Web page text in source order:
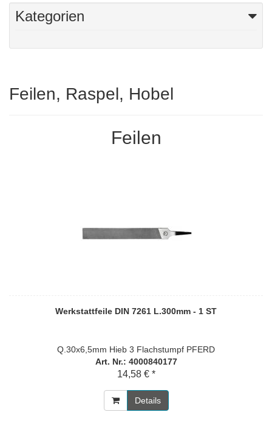
Kategorien
Feilen, Raspel, Hobel
Feilen
Werkstattfeile DIN 7261 L.300mm - 1 ST
Q.30x6,5mm Hieb 3 Flachstumpf PFERD
Art. Nr.: 4000840177
14,58 € *
Details